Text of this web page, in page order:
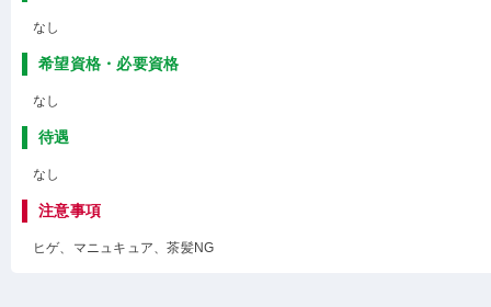
なし
希望資格・必要資格
なし
待遇
なし
注意事項
ヒゲ、マニュキュア、茶髪NG